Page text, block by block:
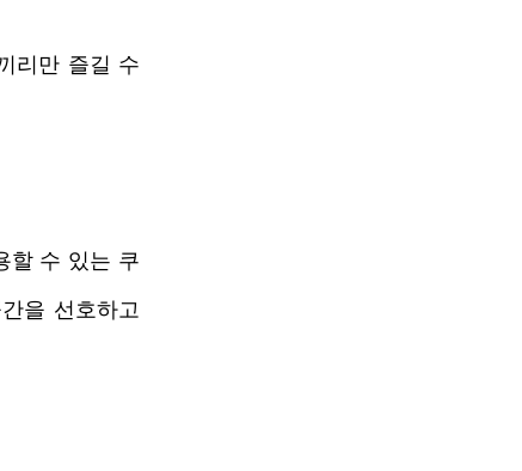
리만 즐길 수
할 수 있는 쿠
을 선호하고